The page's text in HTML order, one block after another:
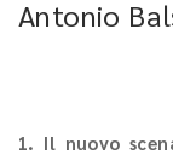
Antonio
1. Il nuovo